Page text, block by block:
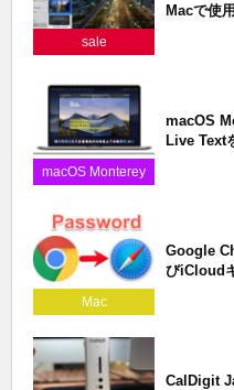
sale
Macで使用
macOS Monterey
macOS
Live Text
Mac
Google
びiCloud
CalDigit